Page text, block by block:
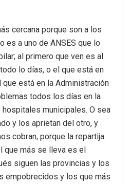
cercana porque son a los
es a uno de ANSES que lo
al primero que ven es al
lo días, o el que está en
que está en la Administración
todos los días en la
municipales. O sea
y los aprietan del otro, y
cobran, porque la repartija
que más se lleva es el
siguen las provincias y los
empobrecidos y los que más